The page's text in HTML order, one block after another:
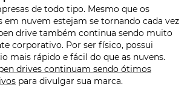
de todo tipo. Mesmo que os
em nuvem estejam se tornando cada vez
drive também continua sendo muito
corporativo. Por ser físico, possui
mais rápido e fácil do que as nuvens.
drives continuam sendo ótimos
para divulgar sua marca.